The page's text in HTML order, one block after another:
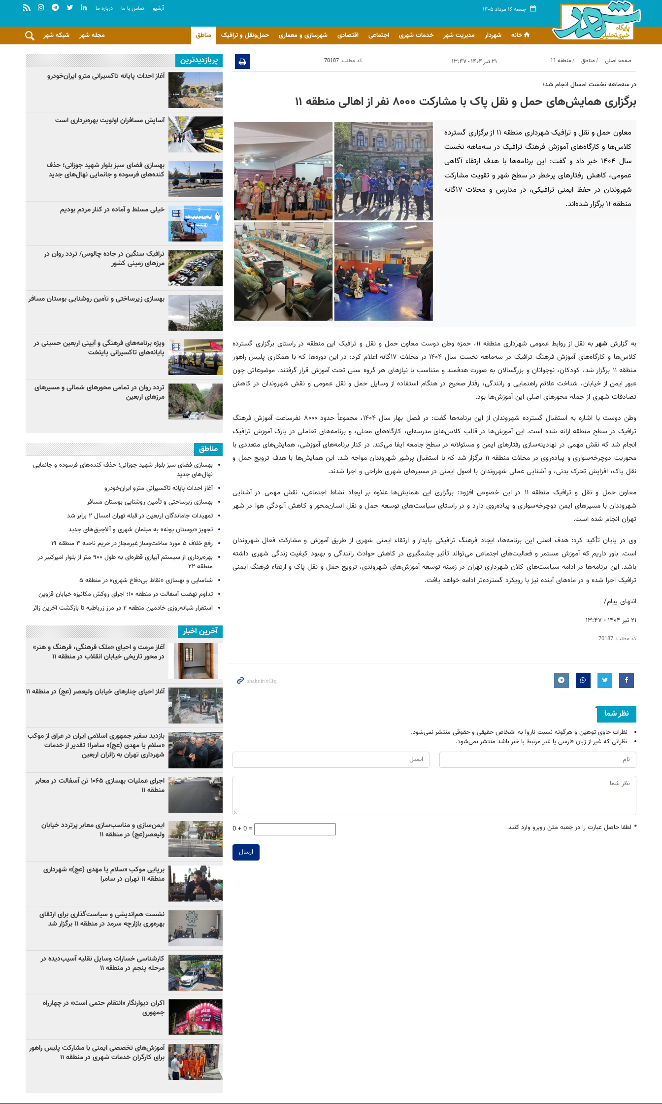
جمعه ۱۶ مرداد ۱۴۰۵ آرشيو تماس با ما درباره ما
خانه شهردار مدیریت شهر خدمات شهری اجتماعی اقتصادی شهرسازی و معماری حمل‌ونقل و ترافیک مناطق شبکه شهر مجله شهر
صفحه اصلی مناطق منطقه 11 ۲۱ تیر ۱۴۰۴ - ۱۳:۴۷ کد مطلب: 70187
در سه‌ماهه نخست امسال انجام شد؛
برگزاری همایش‌های حمل و نقل پاک با مشارکت ۸۰۰۰ نفر از اهالی منطقه ۱۱
معاون حمل و نقل و ترافیک شهرداری منطقه ۱۱ از برگزاری گسترده
کلاس‌ها و کارگاه‌های آموزش فرهنگ ترافیک در سه‌ماهه نخست
سال ۱۴۰۴ خبر داد و گفت: این برنامه‌ها با هدف ارتقاء آگاهی
عمومی، کاهش رفتارهای پرخطر در سطح شهر و تقویت مشارکت
شهروندان در حفظ ایمنی ترافیکی، در مدارس و محلات ۱۷گانه
منطقه ۱۱ برگزار شده‌اند.
به گزارش شهر
به نقل از روابط عمومی شهرداری منطقه ۱۱، حمزه وطن دوست معاون حمل و نقل و ترافیک این منطقه در راستای برگزاری گسترده
کلاس‌ها و کارگاه‌های آموزش فرهنگ ترافیک در سه‌ماهه نخست سال ۱۴۰۴
درمحلات ۱۷گانه
اعلام کرد: در این دوره‌ها که با همکاری پلیس راهور
منطقه ۱۱ برگزار شد، کودکان، نوجوانان و بزرگسالان به صورت هدفمند و متناسب با نیازهای هر گروه سنی تحت آموزش قرار گرفتند. موضوعاتی چون
عبور ایمن از خیابان، شناخت علائم راهنمایی و رانندگی، رفتار صحیح در هنگام استفاده از وسایل حمل و نقل عمومی و نقش شهروندان در کاهش
تصادفات شهری از جمله محورهای اصلی این آموزش‌ها بود.
وطن دوست
با اشاره به استقبال گسترده شهروندان از این برنامه‌ها گفت: در فصل بهار سال ۱۴۰۴، مجموعاً حدود ۸۰۰۰ نفرساعت آموزش فرهنگ
ترافیک در سطح منطقه ارائه شده است. این آموزش‌ها در قالب کلاس‌های مدرسه‌ای، کارگاه‌های محلی، و برنامه‌های تعاملی در پارک آموزش ترافیک
انجام شد که نقش مهمی در نهادینه‌سازی رفتارهای ایمن و مسئولانه در سطح جامعه ایفا می‌کند. در کنار برنامه‌های آموزشی، همایش‌های متعددی با
محوریت دوچرخه‌سواری و پیاده‌روی در محلات منطقه ۱۱ برگزار شد که با استقبال پرشور شهروندان مواجه شد.
این همایش‌ها با هدف ترویج حمل و
نقل پاک، افزایش تحرک بدنی، و آشنایی عملی شهروندان با اصول ایمنی در مسیرهای شهری طراحی و اجرا شدند.
معاون حمل و نقل و ترافیک منطقه ۱۱ در این خصوص افزود: برگزاری این همایش‌ها علاوه بر ایجاد نشاط اجتماعی، نقش مهمی در آشنایی
شهروندان با مسیرهای ایمن دوچرخه‌سواری و پیاده‌روی دارد و در راستای سیاست‌های توسعه حمل و نقل انسان‌محور و کاهش آلودگی هوا در شهر
تهران انجام شده است.
وی در پایان تأکید کرد: هدف اصلی این برنامه‌ها، ایجاد فرهنگ ترافیکی پایدار و ارتقاء ایمنی شهری از طریق آموزش و مشارکت فعال شهروندان
است. باور داریم که آموزش مستمر و فعالیت‌های اجتماعی می‌تواند تأثیر چشمگیری در کاهش حوادث رانندگی و بهبود کیفیت زندگی شهری داشته
باشد.این برنامه‌ها در ادامه سیاست‌های کلان شهرداری تهران در زمینه توسعه آموزش‌های شهروندی، ترویج حمل و نقل پاک و ارتقاء فرهنگ ایمنی
ترافیک اجرا شده و در ماه‌های آینده نیز با رویکرد گسترده‌تر ادامه خواهد یافت.
انتهای پیام/
۲۱ تیر ۱۴۰۴ - ۱۳:۴۷
کد مطلب: 70187
نظر شما
نظرات حاوی توهین و هرگونه نسبت ناروا به اشخاص حقیقی و حقوقی منتشر نمی‌شود.
نظراتی که غیر از زبان فارسی یا غیر مرتبط با خبر باشد منتشر نمی‌شود.
* لطفا حاصل عبارت را در جعبه متن روبرو وارد کنید 0 + 0 =
ارسال
پربازدیدترین
آغاز احداث پایانه تاکسیرانی مترو ایران‌خودرو
آسایش مسافران اولویت بهره‌برداری است
بهسازی فضای سبز بلوار شهید جوزانی؛ حذف
کنده‌های فرسوده و جانمایی نهال‌های جدید
خیلی مسلط و آماده در کنار مردم بودیم
ترافیک سنگین در جاده چالوس/ تردد روان در
مرزهای زمینی کشور
بهسازی زیرساختی و تأمین روشنایی بوستان مسافر
ویژه برنامه‌های فرهنگی و آیینی اربعین حسینی در
پایانه‌های تاکسیرانی پایتخت
تردد روان در تمامی محورهای شمالی و مسیرهای
مرزهای اربعین
مناطق
بهسازی فضای سبز بلوار شهید جوزانی؛ حذف کنده‌های فرسوده و جانمایی
نهال‌های جدید
آغاز احداث پایانه تاکسیرانی مترو ایران‌خودرو
بهسازی زیرساختی و تأمین روشنایی بوستان مسافر
تمهیدات جاماندگان اربعین در قبله تهران امسال ۲ برابر شد
تجهیز «بوستان پونه» به مبلمان شهری و آلاچیق‌های جدید
رفع خلاف ۵ مورد ساخت‌وساز غیرمجاز در حریم ناحیه ۴ منطقه ۱۹
بهره‌برداری از سیستم آبیاری قطره‌ای به طول ۹۰۰ متر از بلوار امیرکبیر در
منطقه ۲۲
شناسایی و بهسازی «نقاط بی‌دفاع شهری» در منطقه ۵
تداوم نهضت آسفالت در منطقه ۱۰؛ اجرای روکش مکانیزه خیابان قزوین
استقرار شبانه‌روزی خادمین منطقه ۲ در مرز زرباطیه تا بازگشت آخرین زائر
آخرین اخبار
آغاز مرمت و احیای «ملک فرهنگی، فرهنگ و هنر»
در محور تاریخی خیابان انقلاب در منطقه ۱۱
آغاز احیای چنارهای خیابان ولیعصر (عج) در منطقه ۱۱
بازدید سفیر جمهوری اسلامی ایران در عراق از موکب
«سلام یا مهدی (عج)» سامرا؛ تقدیر از خدمات
شهرداری تهران به زائران اربعین
اجرای عملیات بهسازی ۱۰۶۵ تن آسفالت در معابر
منطقه ۱۱
ایمن‌سازی و مناسب‌سازی معابر پرتردد خیابان
ولیعصر(عج) در منطقه ۱۱
برپایی موکب «سلام یا مهدی (عج)» شهرداری
منطقه ۱۱ تهران در سامرا
نشست هم‌اندیشی و سیاست‌گذاری برای ارتقای
بهره‌وری بازارچه سرمد در منطقه ۱۱ برگزار شد
کارشناسی خسارات وسایل نقلیه آسیب‌دیده در
مرحله پنجم در منطقه ۱۱
اکران دیوارنگار «انتقام حتمی است» در چهارراه
جمهوری
آموزش‌های تخصصی ایمنی با مشارکت پلیس راهور
برای کارگران خدمات شهری در منطقه ۱۱